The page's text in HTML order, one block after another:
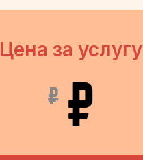
Цена за услугу
₽ ₽